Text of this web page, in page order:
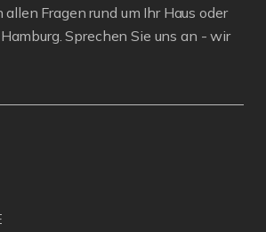
Fragen rund um Ihr Haus oder
Sprechen Sie uns an - wir